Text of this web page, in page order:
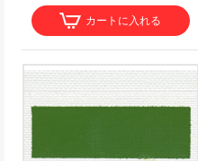
カートに入れる